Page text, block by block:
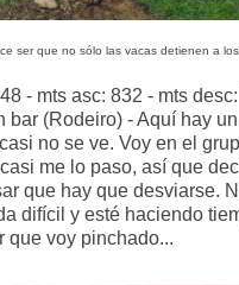
ser que no sólo las vacas detienen a
- mts asc: 832 - mts
bar (Rodeiro) - Aquí hay
no se ve. Voy en el
me lo paso, así que
que hay que desviarse.
difícil y esté haciendo
que voy pinchado...